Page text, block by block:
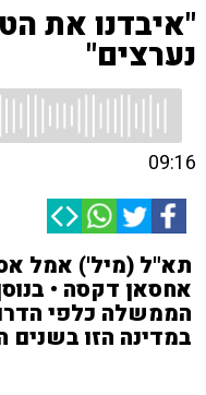
"איבדנו את
נערצים"
09:16
תא"ל (מיל') אמל
אחסאן דקסה •
הממשלה כלפי
במדינה הזו בשנים